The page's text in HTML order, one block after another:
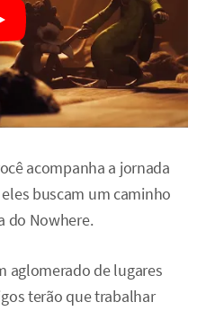
acompanha a jornada
buscam um caminho
do Nowhere.
aglomerado de lugares
terão que trabalhar